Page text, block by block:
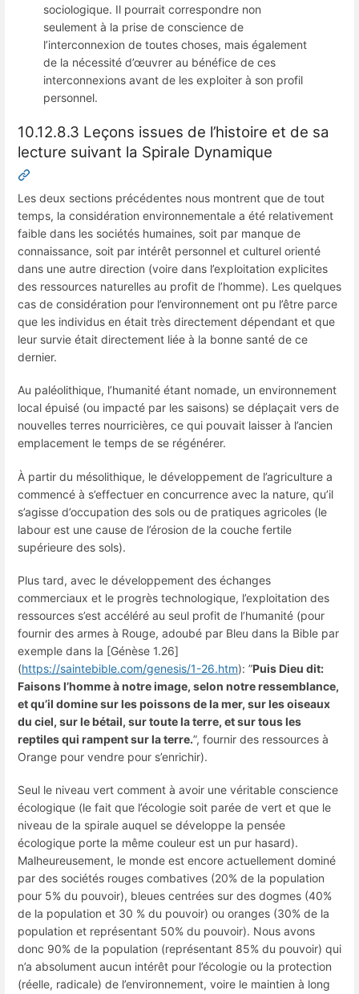
sociologique. Il pourrait correspondre non
seulement à la prise de conscience de
l’interconnexion de toutes choses, mais également
de la nécessité d’œuvrer au bénéfice de ces
interconnexions avant de les exploiter à son profil
personnel.
10.12.8.3 Leçons issues de l’histoire et de sa
lecture suivant la Spirale Dynamique
Les deux sections précédentes nous montrent que de tout
temps, la considération environnementale a été relativement
faible dans les sociétés humaines, soit par manque de
connaissance, soit par intérêt personnel et culturel orienté
dans une autre direction (voire dans l’exploitation explicites
des ressources naturelles au profit de l’homme). Les quelques
cas de considération pour l’environnement ont pu l’être parce
que les individus en était très directement dépendant et que
leur survie était directement liée à la bonne santé de ce
dernier.
Au paléolithique, l’humanité étant nomade, un environnement
local épuisé (ou impacté par les saisons) se déplaçait vers de
nouvelles terres nourricières, ce qui pouvait laisser à l’ancien
emplacement le temps de se régénérer.
À partir du mésolithique, le développement de l’agriculture a
commencé à s’effectuer en concurrence avec la nature, qu’il
s’agisse d’occupation des sols ou de pratiques agricoles (le
labour est une cause de l’érosion de la couche fertile
supérieure des sols).
Plus tard, avec le développement des échanges
commerciaux et le progrès technologique, l’exploitation des
ressources s’est accéléré au seul profit de l’humanité (pour
fournir des armes à Rouge, adoubé par Bleu dans la Bible par
exemple dans la [Génèse 1.26]
(https://saintebible.com/genesis/1-26.htm): ”Puis Dieu dit:
Faisons l’homme à notre image, selon notre ressemblance,
et qu’il domine sur les poissons de la mer, sur les oiseaux
du ciel, sur le bétail, sur toute la terre, et sur tous les
reptiles qui rampent sur la terre.”, fournir des ressources à
Orange pour vendre pour s’enrichir).
Seul le niveau vert comment à avoir une véritable conscience
écologique (le fait que l’écologie soit parée de vert et que le
niveau de la spirale auquel se développe la pensée
écologique porte la même couleur est un pur hasard).
Malheureusement, le monde est encore actuellement dominé
par des sociétés rouges combatives (20% de la population
pour 5% du pouvoir), bleues centrées sur des dogmes (40%
de la population et 30 % du pouvoir) ou oranges (30% de la
population et représentant 50% du pouvoir). Nous avons
donc 90% de la population (représentant 85% du pouvoir) qui
n’a absolument aucun intérêt pour l’écologie ou la protection
(réelle, radicale) de l’environnement, voire le maintien à long